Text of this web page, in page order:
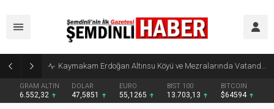
Kaymakam Erdoğan Altınsu Köyü ve Mezralarında Vatandaşlarla Buluştu
GRAM ALTIN
6.552,32
DOLAR
47,5851
EURO
55,1265
BIST 100
13.703,13
BITCOIN
$64594